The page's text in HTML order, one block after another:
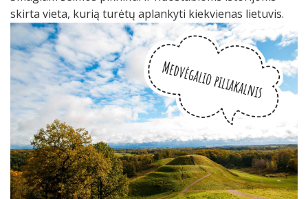
skirta vieta, kurią turėtų aplankyti kiekvienas lietuvis.